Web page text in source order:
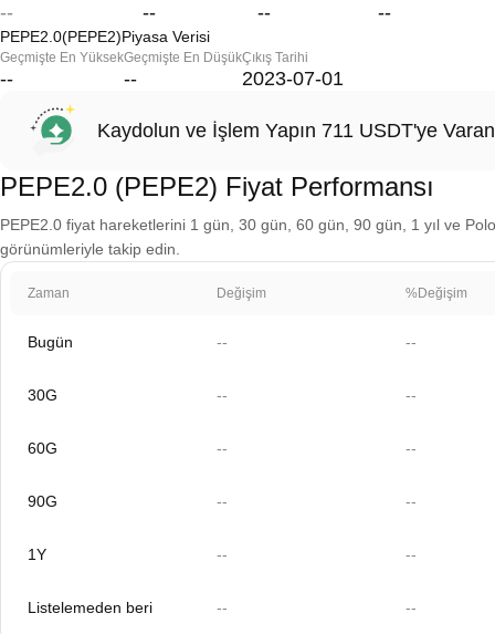
-- -- -- --
PEPE2.0(PEPE2)Piyasa Verisi
Geçmişte En Yüksek
--
Geçmişte En Düşük
--
Çıkış Tarihi
2023-07-01
Kaydolun ve İşlem Yapın 711 USDT'ye
PEPE2.0 (PEPE2) Fiyat Performansı
PEPE2.0 fiyat hareketlerini 1 gün, 30 gün, 60 gün, 90 gün, 1 yıl ve
görünümleriyle takip edin.
Zaman Değişim %Değişim
Bugün -- --
30G -- --
60G -- --
90G -- --
1Y -- --
Listelemeden beri -- --